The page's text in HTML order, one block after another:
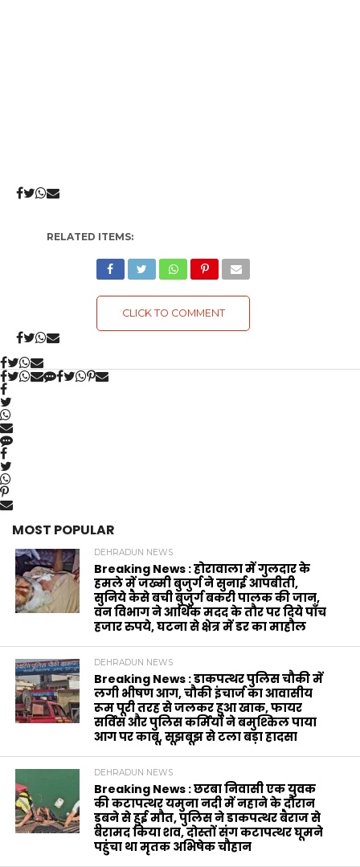
RELATED ITEMS:
CLICK TO COMMENT
MOST POPULAR
DEHRADUN NEWS
Breaking News : होरावाला में गुलदार के
हमले में जख्मी बुजुर्ग ने सुनाई आपबीती,
सुनिये कैसे बची बुजुर्ग बकरी पालक की जान,
वन विभाग ने आर्थिक मदद के‌ तौर पर दिये पाँच
हजार रुपये, घटना से क्षेत्र में डर का माहौल
DEHRADUN NEWS
Breaking News : डाकपत्थर पुलिस चौकी में
लगी भीषण आग, चौकी इंचार्ज का आवासीय
रूम पूरी तरह से जलकर हुआ खाक, फायर
सर्विस और पुलिस कर्मियों ने बमुश्किल पाया
आग पर काबू, सूझबूझ से टला बड़ा हादसा
DEHRADUN NEWS
Breaking News : छरबा निवासी एक युवक
की कटापत्थर यमुना नदी में नहाने के दौरान
डूबने से हुई मौत, पुलिस ने डाकपत्थर बैराज से
बरामद किया शव, दोस्तों संग कटापत्थर घूमने
पहुंचा था मृतक अभिषेक चौहान